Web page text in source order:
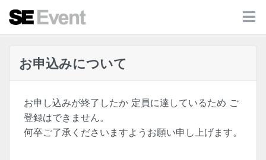
お申込みについて
お申し込みが終了したか 定員に達しているため ご
登録はできません。
何卒ご了承くださいますようお願い申し上げます。